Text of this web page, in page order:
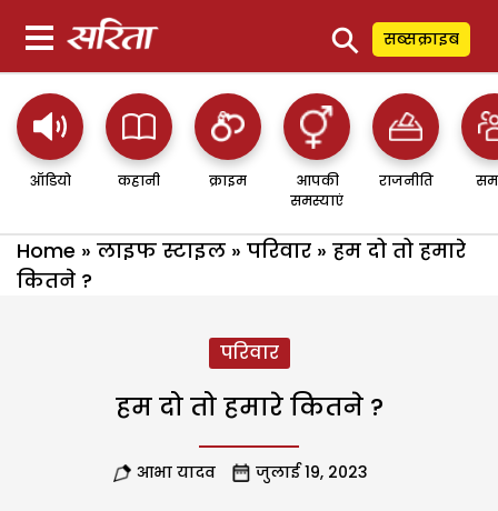
⚲ सब्सक्राइब
ऑडियो कहानी क्राइम
आपकी
समस्याएं
राजनीति
Home » लाइफ स्टाइल » परिवार » हम दो तो हमारे
कितने ?
परिवार
हम दो तो हमारे कितने ?
आभा यादव जुलाई 19, 2023